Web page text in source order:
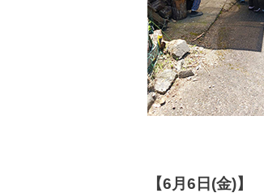
【6月6日(金)】